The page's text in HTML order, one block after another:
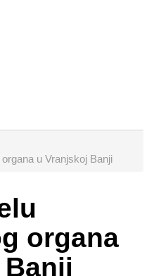
u Vranjskoj Banji
organa